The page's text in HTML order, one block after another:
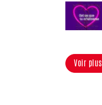
Voir plus